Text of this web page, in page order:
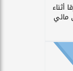
أثناء
مائي